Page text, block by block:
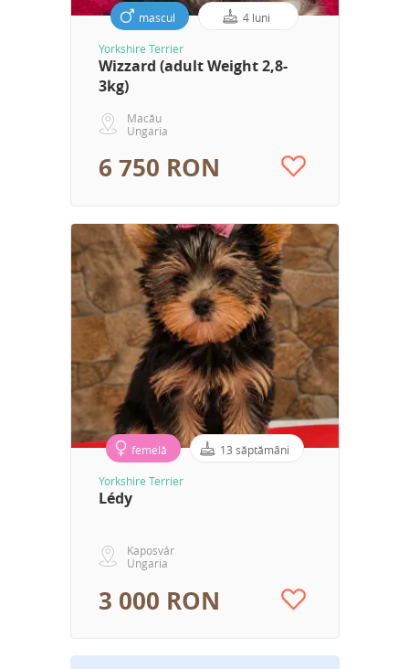
mascul 4 luni
Yorkshire Terrier
Wizzard (adult Weight 2,8-
3kg)
Macău
Ungaria
6 750 RON
femelă 13 săptămâni
Yorkshire Terrier
Lédy
Kaposvár
Ungaria
3 000 RON